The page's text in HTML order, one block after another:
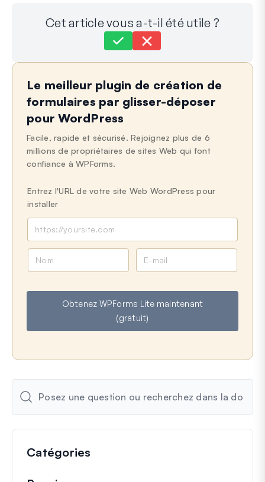
Cet article vous a-t-il été utile ?
Toujours bloqué ?
Comment pouvons-nous vous aider ?
Dernière mise à jour le 26 sept. 2024
Le meilleur plugin de création de
formulaires par glisser-déposer
pour WordPress
Facile, rapide et sécurisé. Rejoignez plus de 6
millions de propriétaires de sites Web qui font
confiance à WPForms.
Entrez l'URL de votre site Web WordPress pour
installer
a
i
l
Obtenez WPForms Lite maintenant
(gratuit)
Catégories